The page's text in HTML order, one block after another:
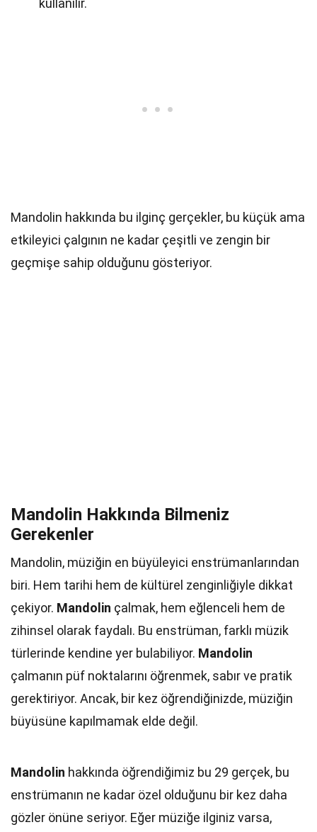
kullanılır.
Mandolin hakkında bu ilginç gerçekler, bu küçük ama
etkileyici çalgının ne kadar çeşitli ve zengin bir
geçmişe sahip olduğunu gösteriyor.
Mandolin Hakkında Bilmeniz
Gerekenler
Mandolin, müziğin en büyüleyici enstrümanlarından
biri. Hem tarihi hem de kültürel zenginliğiyle dikkat
çekiyor. Mandolin çalmak, hem eğlenceli hem de
zihinsel olarak faydalı. Bu enstrüman, farklı müzik
türlerinde kendine yer bulabiliyor. Mandolin
çalmanın püf noktalarını öğrenmek, sabır ve pratik
gerektiriyor. Ancak, bir kez öğrendiğinizde, müziğin
büyüsüne kapılmamak elde değil.
Mandolin hakkında öğrendiğimiz bu 29 gerçek, bu
enstrümanın ne kadar özel olduğunu bir kez daha
gözler önüne seriyor. Eğer müziğe ilginiz varsa,